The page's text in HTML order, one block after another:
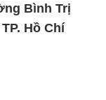
Bình Trị
Hồ Chí